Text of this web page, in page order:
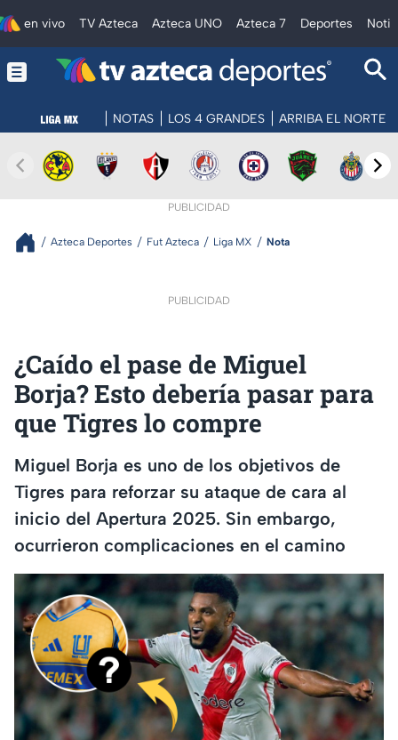
en vivo TV Azteca Azteca UNO Azteca 7 Deportes
NOTAS LOS 4 GRANDES ARRIBA EL NORTE
PUBLICIDAD
Azteca Deportes Fut Azteca Liga MX Nota
PUBLICIDAD
¿Caído el pase de Miguel
Borja? Esto debería pasar para
que Tigres lo compre
Miguel Borja es uno de los objetivos de
Tigres para reforzar su ataque de cara al
inicio del Apertura 2025. Sin embargo,
ocurrieron complicaciones en el camino